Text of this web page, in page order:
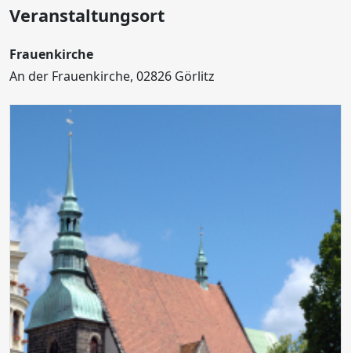
Veranstaltungsort
Frauenkirche
An der Frauenkirche, 02826 Görlitz